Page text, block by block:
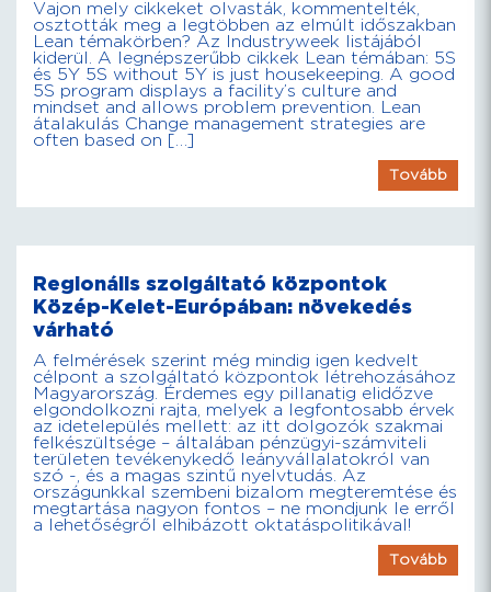
Vajon mely cikkeket olvasták, kommentelték,
osztották meg a legtöbben az elmúlt időszakban
Lean témakörben? Az Industryweek listájából
kiderül. A legnépszerűbb cikkek Lean témában: 5S
és 5Y 5S without 5Y is just housekeeping. A good
5S program displays a facility’s culture and
mindset and allows problem prevention. Lean
átalakulás Change management strategies are
often based on […]
Tovább
Regionális szolgáltató központok
Közép-Kelet-Európában: növekedés
várható
A felmérések szerint még mindig igen kedvelt
célpont a szolgáltató központok létrehozásához
Magyarország. Érdemes egy pillanatig elidőzve
elgondolkozni rajta, melyek a legfontosabb érvek
az idetelepülés mellett: az itt dolgozók szakmai
felkészültsége – általában pénzügyi-számviteli
területen tevékenykedő leányvállalatokról van
szó -, és a magas szintű nyelvtudás. Az
országunkkal szembeni bizalom megteremtése és
megtartása nagyon fontos – ne mondjunk le erről
a lehetőségről elhibázott oktatáspolitikával!
Tovább